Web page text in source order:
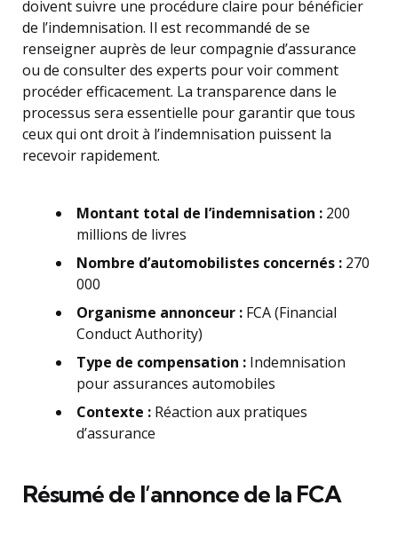
doivent suivre une procédure claire pour bénéficier
de l’indemnisation. Il est recommandé de se
renseigner auprès de leur compagnie d’assurance
ou de consulter des experts pour voir comment
procéder efficacement. La transparence dans le
processus sera essentielle pour garantir que tous
ceux qui ont droit à l’indemnisation puissent la
recevoir rapidement.
Montant total de l’indemnisation : 200
millions de livres
Nombre d’automobilistes concernés : 270
000
Organisme annonceur : FCA (Financial
Conduct Authority)
Type de compensation : Indemnisation
pour assurances automobiles
Contexte : Réaction aux pratiques
d’assurance
Résumé de l’annonce de la FCA